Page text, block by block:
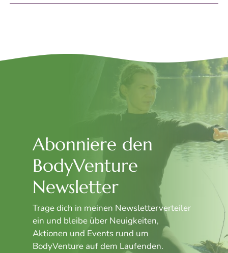
Abonniere den
BodyVenture
Newsletter
Trage dich in meinen Newsletterverteiler
ein und bleibe über Neuigkeiten,
Aktionen und Events rund um
BodyVenture auf dem Laufenden.